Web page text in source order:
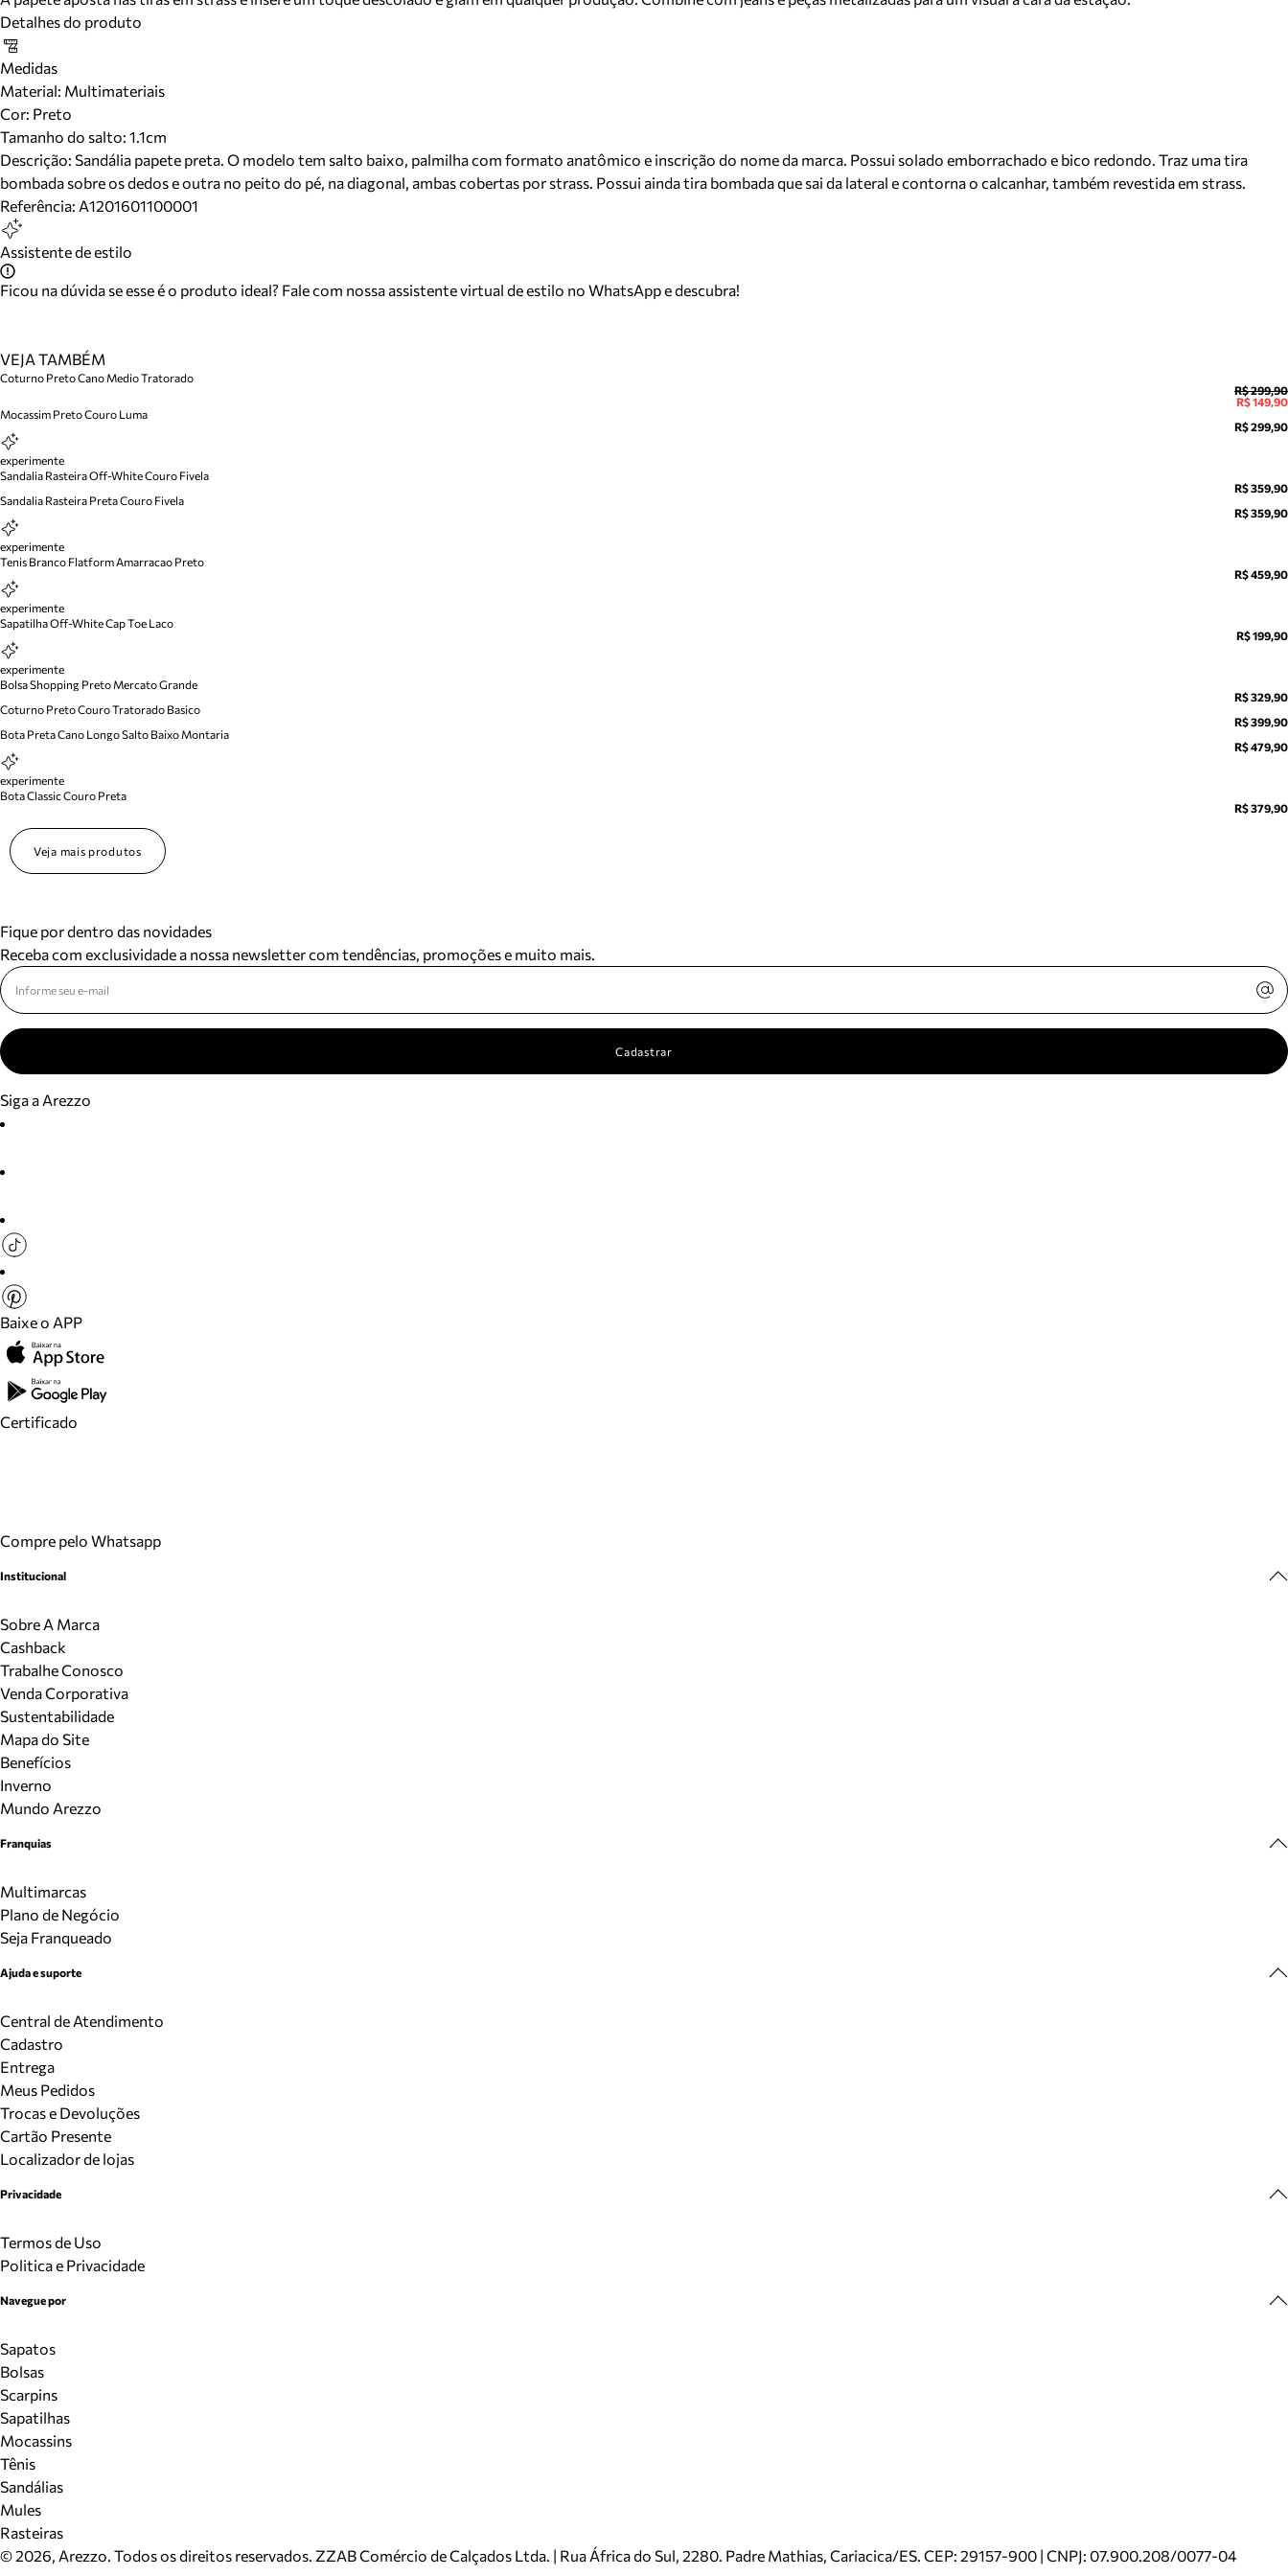
Detalhes do produto
Medidas
Material: Multimateriais
Cor: Preto
Tamanho do salto: 1.1cm
Descrição: Sandália papete preta. O modelo tem salto baixo, palmilha com formato anatômico e inscrição do nome da marca. Possui solado emborrachado e bico redondo. Traz uma tira
bombada sobre os dedos e outra no peito do pé, na diagonal, ambas cobertas por strass. Possui ainda tira bombada que sai da lateral e contorna o calcanhar, também revestida em strass.
Referência: A1201601100001
Assistente de estilo
Ficou na dúvida se esse é o produto ideal? Fale com nossa assistente virtual de estilo no WhatsApp e descubra!
VEJA TAMBÉM
Coturno Preto Cano Medio Tratorado
R$ 299,90
R$ 149,90
Mocassim Preto Couro Luma
R$ 299,90
experimente
Sandalia Rasteira Off-White Couro Fivela
R$ 359,90
Sandalia Rasteira Preta Couro Fivela
R$ 359,90
experimente
Tenis Branco Flatform Amarracao Preto
R$ 459,90
experimente
Sapatilha Off-White Cap Toe Laco
R$ 199,90
experimente
Bolsa Shopping Preto Mercato Grande
R$ 329,90
Coturno Preto Couro Tratorado Basico
R$ 399,90
Bota Preta Cano Longo Salto Baixo Montaria
R$ 479,90
experimente
Bota Classic Couro Preta
R$ 379,90
Veja mais produtos
Fique por dentro das novidades
Receba com exclusividade a nossa newsletter com tendências, promoções e muito mais.
Cadastrar
Siga a Arezzo
Baixe o APP
Certificado
Compre pelo Whatsapp
Institucional
Sobre A Marca
Cashback
Trabalhe Conosco
Venda Corporativa
Sustentabilidade
Mapa do Site
Benefícios
Inverno
Mundo Arezzo
Franquias
Multimarcas
Plano de Negócio
Seja Franqueado
Ajuda e suporte
Central de Atendimento
Cadastro
Entrega
Meus Pedidos
Trocas e Devoluções
Cartão Presente
Localizador de lojas
Privacidade
Termos de Uso
Politica e Privacidade
Navegue por
Sapatos
Bolsas
Scarpins
Sapatilhas
Mocassins
Tênis
Sandálias
Mules
Rasteiras
©2026, Arezzo. Todos os direitos reservados. ZZAB Comércio de Calçados Ltda. | Rua África do Sul, 2280. Padre Mathias, Cariacica/ES. CEP: 29157-900 | CNPJ: 07.900.208/0077-04